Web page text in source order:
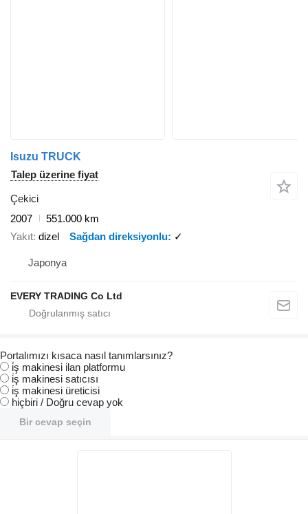
Isuzu TRUCK
Talep üzerine fiyat
Çekici
2007
551.000 km
Yakıt dizel Sağdan direksiyonlu ✓
Japonya
EVERY TRADING Co Ltd
Portalımızı kısaca nasıl tanımlarsınız?
i̇ş makinesi ilan platformu
i̇ş makinesi satıcısı
i̇ş makinesi üreticisi
hiçbiri / Doğru cevap yok
Bir cevap seçin